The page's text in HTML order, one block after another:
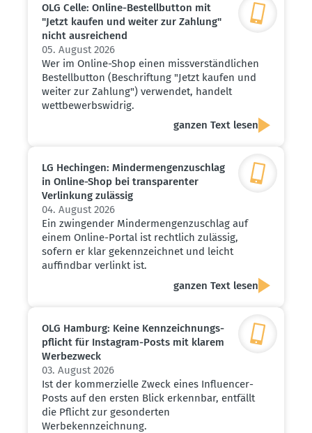
OLG Celle: Online-Bestell­button mit
"Jetzt kaufen und weiter zur Zahlung"
nicht ausrei­chend
05. August 2026
Wer im Online-Shop einen missverständlichen
Bestellbutton (Beschriftung "Jetzt kaufen und
weiter zur Zahlung") verwendet, handelt
wettbewerbswidrig.
ganzen Text lesen
LG Hechingen: Minder­men­gen­zu­schlag
in Online-Shop bei trans­pa­renter
Verlinkung zulässig
04. August 2026
Ein zwingender Mindermengenzuschlag auf
einem Online-Portal ist rechtlich zulässig,
sofern er klar gekennzeichnet und leicht
auffindbar verlinkt ist.
ganzen Text lesen
OLG Hamburg: Keine Kennzeich­nungs­
pflicht für Instagram-Posts mit klarem
Werbe­zweck
03. August 2026
Ist der kommerzielle Zweck eines Influencer-
Posts auf den ersten Blick erkennbar, entfällt
die Pflicht zur gesonderten
Werbekennzeichnung.